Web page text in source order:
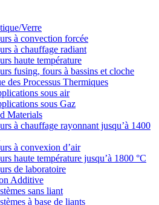
Verre
à convection forcée
à chauffage radiant
haute température
fusing, fours à bassins et cloche
des Processus Thermiques
sous air
sous Gaz
Materials
à chauffage rayonnant jusqu’à 1400
à convexion d’air
haute température jusqu’à 1800 °C
de laboratoire
Additive
sans liant
à base de liants